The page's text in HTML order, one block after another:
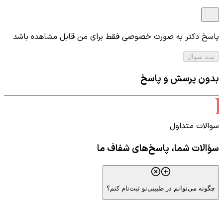
پاسخ دکتر به صورت خصوصی فقط برای من قابل مشاهده باشد
ثبت سوال
بدون پرسش و پاسخ
سوالات متداول
سؤالات شما، پاسخ‌های شفاف ما
چگونه می‌توانم در طبیبی‌نو ثبت‌نام کنم؟